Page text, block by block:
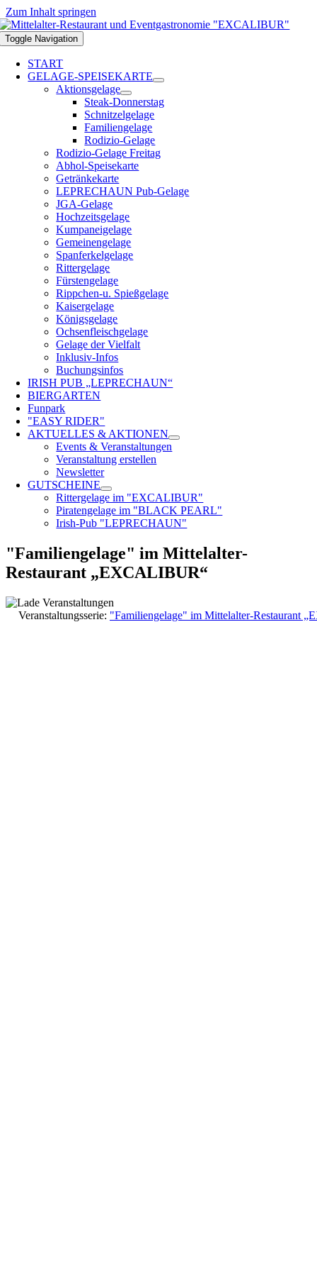
Zum Inhalt springen
Toggle Navigation
START
GELAGE-SPEISEKARTE
Aktionsgelage
Steak-Donnerstag
Schnitzelgelage
Familiengelage
Rodizio-Gelage
Rodizio-Gelage Freitag
Abhol-Speisekarte
Getränkekarte
LEPRECHAUN Pub-Gelage
JGA-Gelage
Hochzeitsgelage
Kumpaneigelage
Gemeinengelage
Spanferkelgelage
Rittergelage
Fürstengelage
Rippchen-u. Spießgelage
Kaisergelage
Königsgelage
Ochsenfleischgelage
Gelage der Vielfalt
Inklusiv-Infos
Buchungsinfos
IRISH PUB „LEPRECHAUN“
BIERGARTEN
Funpark
"EASY RIDER"
AKTUELLES & AKTIONEN
Events & Veranstaltungen
Veranstaltung erstellen
Newsletter
GUTSCHEINE
Rittergelage im "EXCALIBUR"
Piratengelage im "BLACK PEARL"
Irish-Pub "LEPRECHAUN"
"Familiengelage" im Mittelalter-
Restaurant „EXCALIBUR“
Veranstaltungsserie: "Familiengelage" im Mittelalter-Restaurant